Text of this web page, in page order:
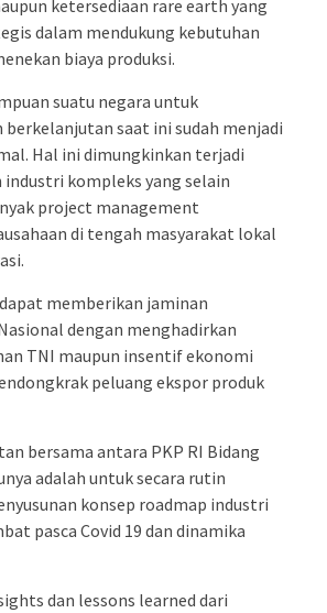
ketersediaan rare earth yang
dalam mendukung kebutuhan
biaya produksi.
suatu negara untuk
saat ini sudah menjadi
Hal ini dimungkinkan terjadi
industri kompleks yang selain
project management
di tengah masyarakat lokal
memberikan jaminan
dengan menghadirkan
TNI maupun insentif ekonomi
peluang ekspor produk
bersama antara PKP RI Bidang
adalah untuk secara rutin
konsep roadmap industri
pasca Covid 19 dan dinamika
dan lessons learned dari